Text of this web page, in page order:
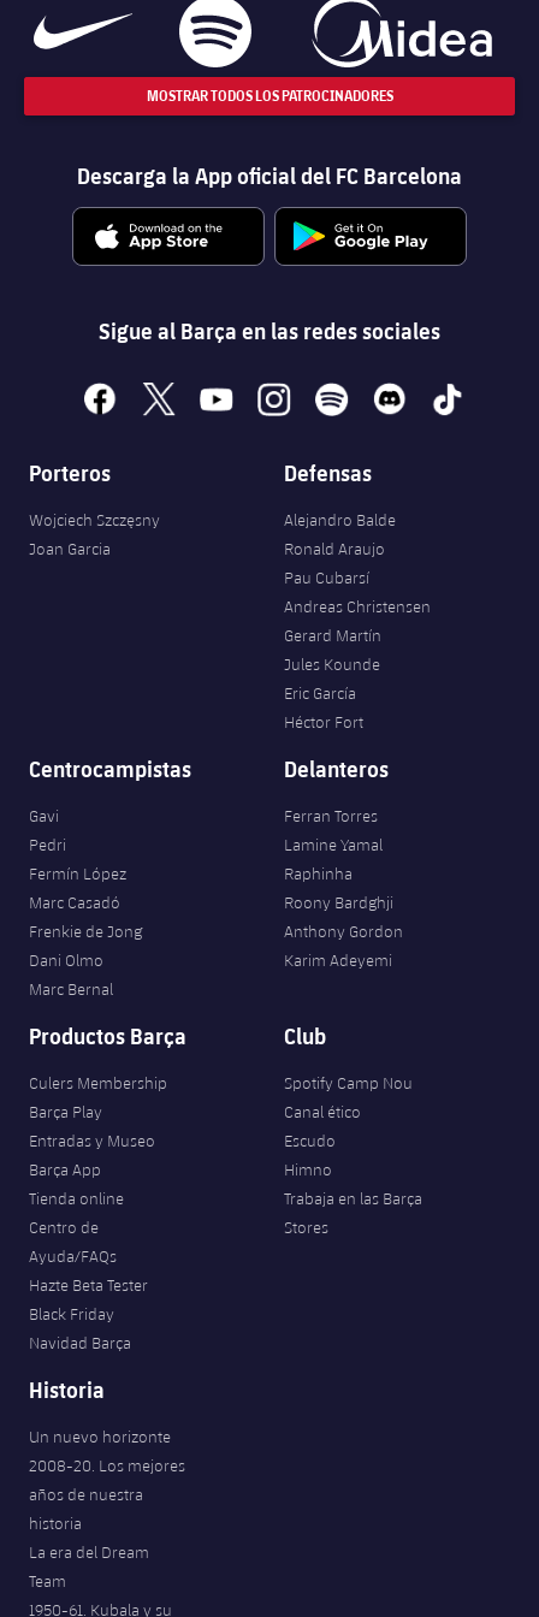
MOSTRAR TODOS LOS PATROCINADORES
Descarga la App oficial del FC Barcelona
Sigue al Barça en las redes sociales
facebook
x youtubeinstagramspotify discord tiktok
Porteros
Wojciech Szczęsny
Joan Garcia
Defensas
Alejandro Balde
Ronald Araujo
Pau Cubarsí
Andreas Christensen
Gerard Martín
Jules Kounde
Eric García
Héctor Fort
Centrocampistas
Gavi
Pedri
Fermín López
Marc Casadó
Frenkie de Jong
Dani Olmo
Marc Bernal
Delanteros
Ferran Torres
Lamine Yamal
Raphinha
Roony Bardghji
Anthony Gordon
Karim Adeyemi
Productos Barça
Culers Membership
Barça Play
Entradas y Museo
Barça App
Tienda online
Centro de
Ayuda/FAQs
Hazte Beta Tester
Black Friday
Navidad Barça
Club
Spotify Camp Nou
Canal ético
Escudo
Himno
Trabaja en las Barça
Stores
Historia
Un nuevo horizonte
2008-20. Los mejores
años de nuestra
historia
La era del Dream
Team
1950-61. Kubala y su